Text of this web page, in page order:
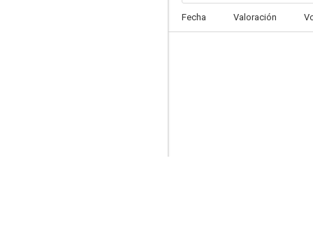
Fecha Valoración